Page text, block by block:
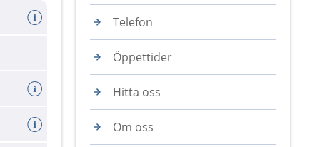
Telefon
Öppettider
Hitta oss
Om oss